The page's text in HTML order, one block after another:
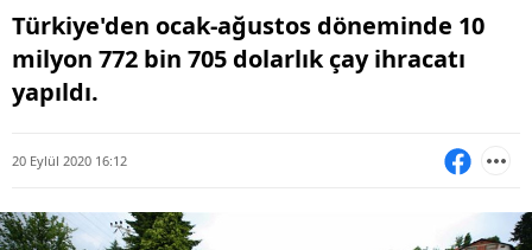
Türkiye'den ocak-ağustos döneminde 10
milyon 772 bin 705 dolarlık çay ihracatı
yapıldı.
20 Eylül 2020 16:12